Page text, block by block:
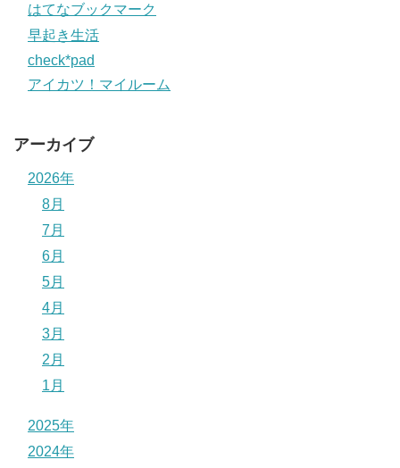
はてなブックマーク
早起き生活
check*pad
アイカツ！マイルーム
アーカイブ
2026年
8月
7月
6月
5月
4月
3月
2月
1月
2025年
2024年